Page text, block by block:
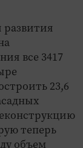
развития
все 3417
23,6
теперь
объем